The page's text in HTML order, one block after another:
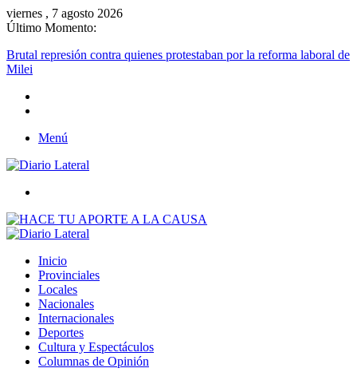
viernes , 7 agosto 2026
Último Momento:
Brutal represión contra quienes protestaban por la reforma laboral de
Milei
Menú
Inicio
Provinciales
Locales
Nacionales
Internacionales
Deportes
Cultura y Espectáculos
Columnas de Opinión